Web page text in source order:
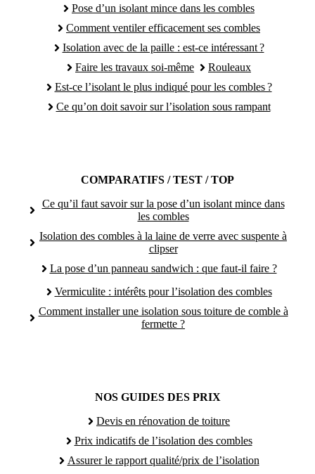
Pose d’un isolant mince dans les combles
Comment ventiler efficacement ses combles
Isolation avec de la paille : est-ce intéressant ?
Faire les travaux soi-même
Rouleaux
Est-ce l’isolant le plus indiqué pour les combles ?
Ce qu’on doit savoir sur l’isolation sous rampant
COMPARATIFS / TEST / TOP
Ce qu’il faut savoir sur la pose d’un isolant mince dans
les combles
Isolation des combles à la laine de verre avec suspente à
clipser
La pose d’un panneau sandwich : que faut-il faire ?
Vermiculite : intérêts pour l’isolation des combles
Comment installer une isolation sous toiture de comble à
fermette ?
NOS GUIDES DES PRIX
Devis en rénovation de toiture
Prix indicatifs de l’isolation des combles
Assurer le rapport qualité/prix de l’isolation